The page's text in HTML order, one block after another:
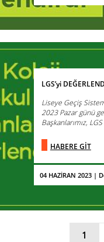
04 HAZİRAN 2023 |
LGS’yi
Liseye Geçiş
2023 Pazar günü
Başkanlarımız,
HABERE GİT
1